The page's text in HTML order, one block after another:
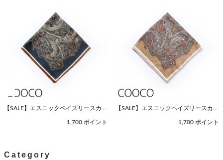
【SALE】エスニックペイズリースカー
1,700 ポイント
【SALE】エスニックペイズリースカー
1,700 ポイント
Category